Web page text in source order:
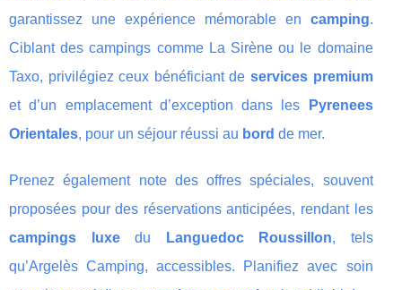
garantissez une expérience mémorable en camping.
Ciblant des campings comme La Sirène ou le domaine
Taxo, privilégiez ceux bénéficiant de services premium
et d’un emplacement d’exception dans les
Pyrenees
Orientales, pour un séjour réussi au bord de mer.
Prenez également note des offres spéciales, souvent
proposées pour des réservations anticipées, rendant les
campings luxedu Languedoc Roussillon, tels
qu’Argelès Camping, accessibles. Planifiez avec soin